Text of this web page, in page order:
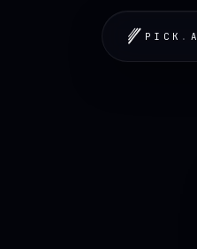
PICK . A